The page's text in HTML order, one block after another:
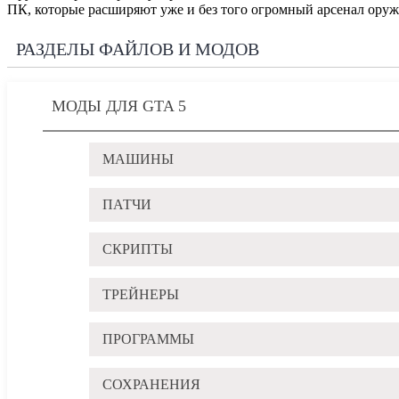
ПК, которые расширяют уже и без того огромный арсенал
РАЗДЕЛЫ ФАЙЛОВ И МОДОВ
МОДЫ ДЛЯ GTA 5
МАШИНЫ
ПАТЧИ
СКРИПТЫ
ТРЕЙНЕРЫ
ПРОГРАММЫ
СОХРАНЕНИЯ